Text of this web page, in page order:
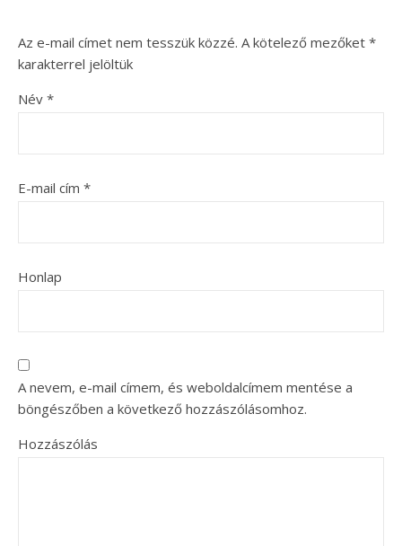
Az e-mail címet nem tesszük közzé. A kötelező mezőket *
karakterrel jelöltük
Név *
E-mail cím *
Honlap
A nevem, e-mail címem, és weboldalcímem mentése a
böngészőben a következő hozzászólásomhoz.
Hozzászólás